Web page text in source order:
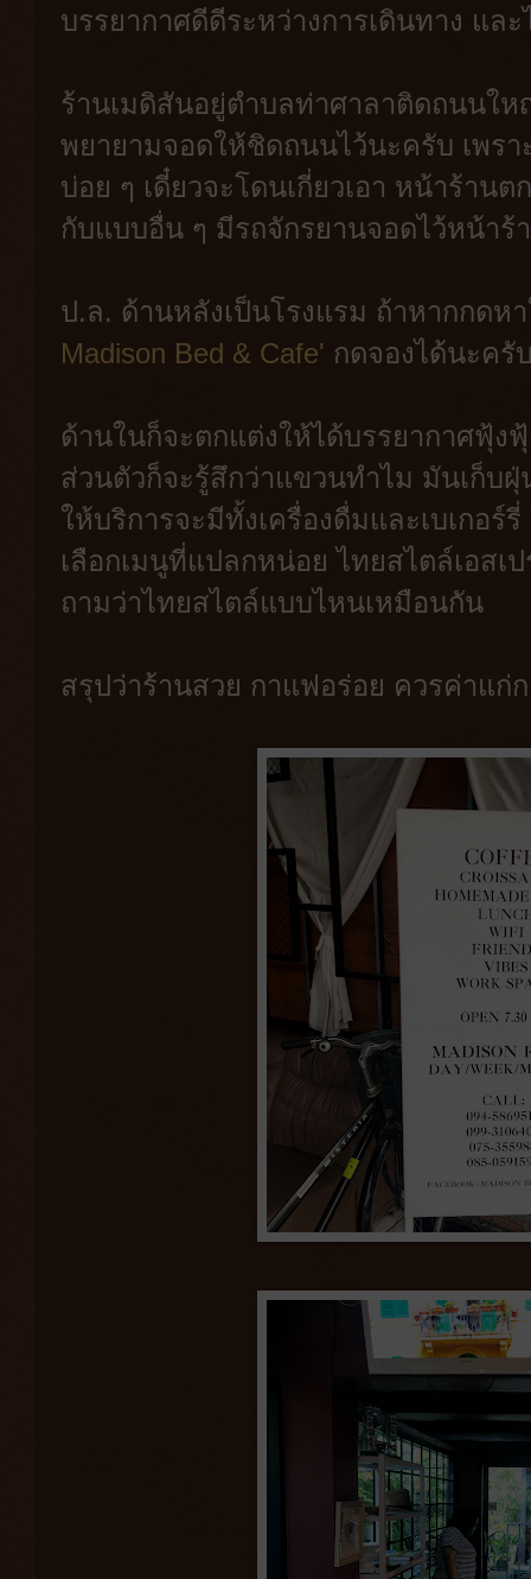
บรรยากาศดีดีระหว่างการเดินทาง แล
ร้านเมดิสันอยู่ตำบลท่าศาลาติดถนนใ
พยายามจอดให้ชิดถนนไว้นะครับ เพร
บ่อย ๆ เดี๋ยวจะโดนเกี่ยวเอา หน้าร้าน
กับแบบอื่น ๆ มีรถจักรยานจอดไว้หน้าร้
ป.ล. ด้านหลังเป็นโรงแรม ถ้าหากกดห
Madison Bed & Cafe' กดจองได้นะครั
ด้านในก็จะตกแต่งให้ได้บรรยากาศฟุ้
ส่วนตัวก็จะรู้สึกว่าแขวนทำไม มันเก็บ
ให้บริการจะมีทั้งเครื่องดื่มและเบเกอร์
เลือกเมนูที่แปลกหน่อย ไทยสไตล์เอส
ถามว่าไทยสไตล์แบบไหนเหมือนกัน
สรุปว่าร้านสวย กาแฟอร่อย ควรค่าแก่